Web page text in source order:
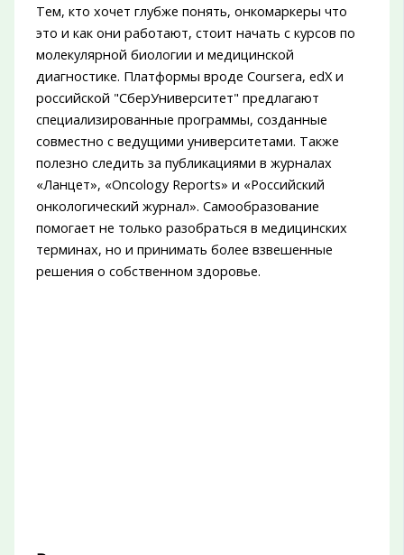
Тем, кто хочет глубже понять, онкомаркеры что
это и как они работают, стоит начать с курсов по
молекулярной биологии и медицинской
диагностике. Платформы вроде Coursera, edX и
российской "СберУниверситет" предлагают
специализированные программы, созданные
совместно с ведущими университетами. Также
полезно следить за публикациями в журналах
«Ланцет», «Oncology Reports» и «Российский
онкологический журнал». Самообразование
помогает не только разобраться в медицинских
терминах, но и принимать более взвешенные
решения о собственном здоровье.